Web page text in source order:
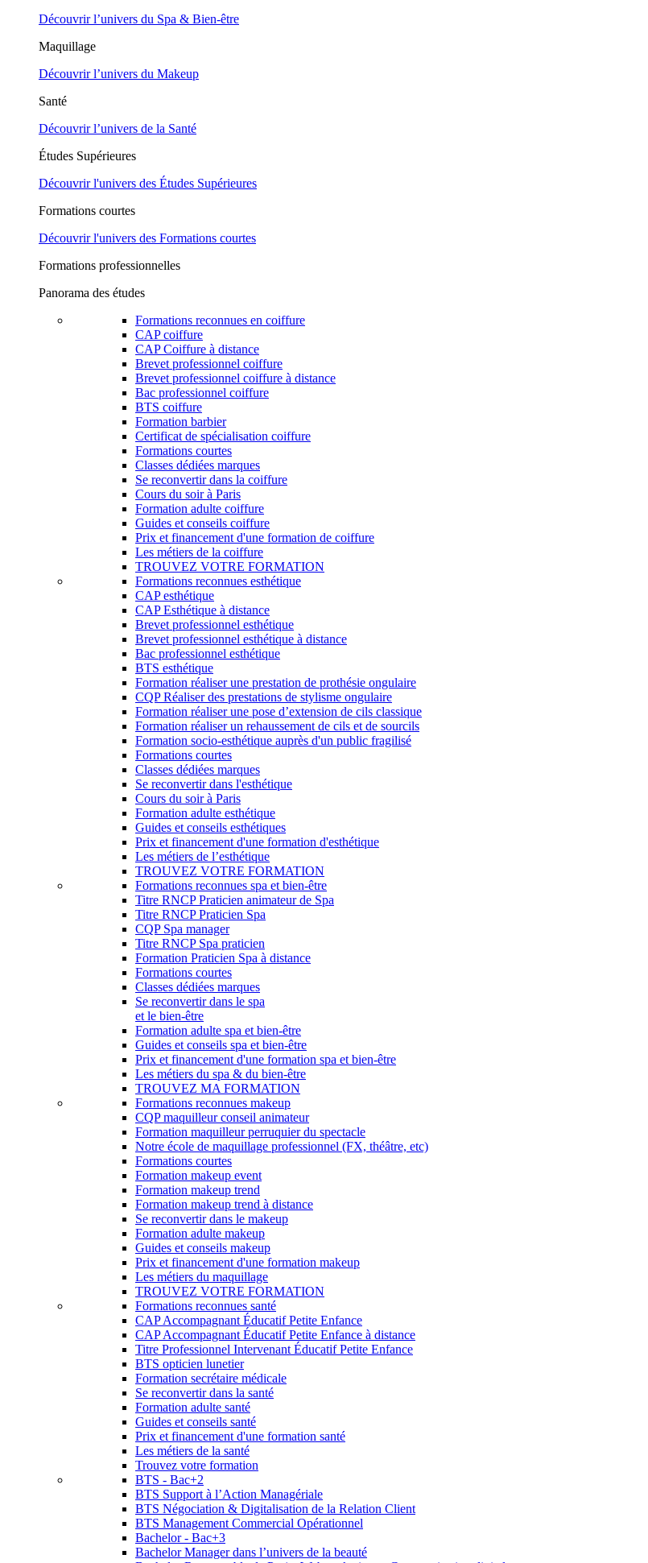
Découvrir l’univers du Spa & Bien-être
Maquillage
Découvrir l’univers du Makeup
Santé
Découvrir l’univers de la Santé
Études Supérieures
Découvrir l'univers des Études Supérieures
Formations courtes
Découvrir l'univers des Formations courtes
Formations professionnelles
Panorama des études
Formations reconnues en coiffure
CAP coiffure
CAP Coiffure à distance
Brevet professionnel coiffure
Brevet professionnel coiffure à distance
Bac professionnel coiffure
BTS coiffure
Formation barbier
Certificat de spécialisation coiffure
Formations courtes
Classes dédiées marques
Se reconvertir dans la coiffure
Cours du soir à Paris
Formation adulte coiffure
Guides et conseils coiffure
Prix et financement d'une formation de coiffure
Les métiers de la coiffure
TROUVEZ VOTRE FORMATION
Formations reconnues esthétique
CAP esthétique
CAP Esthétique à distance
Brevet professionnel esthétique
Brevet professionnel esthétique à distance
Bac professionnel esthétique
BTS esthétique
Formation réaliser une prestation de prothésie ongulaire
CQP Réaliser des prestations de stylisme ongulaire
Formation réaliser une pose d’extension de cils classique
Formation réaliser un rehaussement de cils et de sourcils
Formation socio-esthétique auprès d'un public fragilisé
Formations courtes
Classes dédiées marques
Se reconvertir dans l'esthétique
Cours du soir à Paris
Formation adulte esthétique
Guides et conseils esthétiques
Prix et financement d'une formation d'esthétique
Les métiers de l’esthétique
TROUVEZ VOTRE FORMATION
Formations reconnues spa et bien-être
Titre RNCP Praticien animateur de Spa
Titre RNCP Praticien Spa
CQP Spa manager
Titre RNCP Spa praticien
Formation Praticien Spa à distance
Formations courtes
Classes dédiées marques
Se reconvertir dans le spa
et le bien-être
Formation adulte spa et bien-être
Guides et conseils spa et bien-être
Prix et financement d'une formation spa et bien-être
Les métiers du spa & du bien-être
TROUVEZ MA FORMATION
Formations reconnues makeup
CQP maquilleur conseil animateur
Formation maquilleur perruquier du spectacle
Notre école de maquillage professionnel (FX, théâtre, etc)
Formations courtes
Formation makeup event
Formation makeup trend
Formation makeup trend à distance
Se reconvertir dans le makeup
Formation adulte makeup
Guides et conseils makeup
Prix et financement d'une formation makeup
Les métiers du maquillage
TROUVEZ VOTRE FORMATION
Formations reconnues santé
CAP Accompagnant Éducatif Petite Enfance
CAP Accompagnant Éducatif Petite Enfance à distance
Titre Professionnel Intervenant Éducatif Petite Enfance
BTS opticien lunetier
Formation secrétaire médicale
Se reconvertir dans la santé
Formation adulte santé
Guides et conseils santé
Prix et financement d'une formation santé
Les métiers de la santé
Trouvez votre formation
BTS - Bac+2
BTS Support à l’Action Managériale
BTS Négociation & Digitalisation de la Relation Client
BTS Management Commercial Opérationnel
Bachelor - Bac+3
Bachelor Manager dans l’univers de la beauté